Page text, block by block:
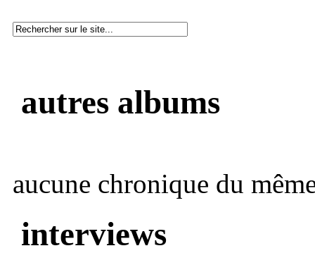
autres albums
aucune chronique du
interviews